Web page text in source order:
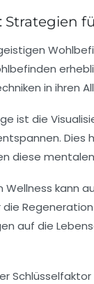
in ihren
ist die
diese
Wellness kann
die Regeneration
auf die